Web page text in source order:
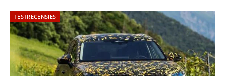
TESTRECENSIES